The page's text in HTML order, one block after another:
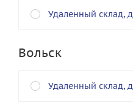
Удаленный склад,
Вольск
Удаленный склад,